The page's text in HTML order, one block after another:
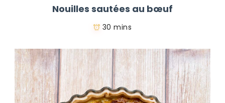
Nouilles sautées au bœuf
30 mins